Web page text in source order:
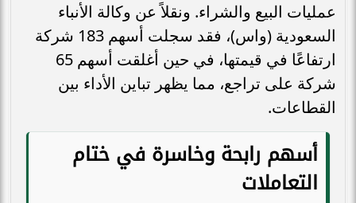
عمليات البيع والشراء. ونقلاً عن وكالة الأنباء
السعودية (واس)، فقد سجلت أسهم 183 شركة
ارتفاعًا في قيمتها، في حين أغلقت أسهم 65
شركة على تراجع، مما يظهر تباين الأداء بين
القطاعات.
أسهم رابحة وخاسرة في ختام
التعاملات